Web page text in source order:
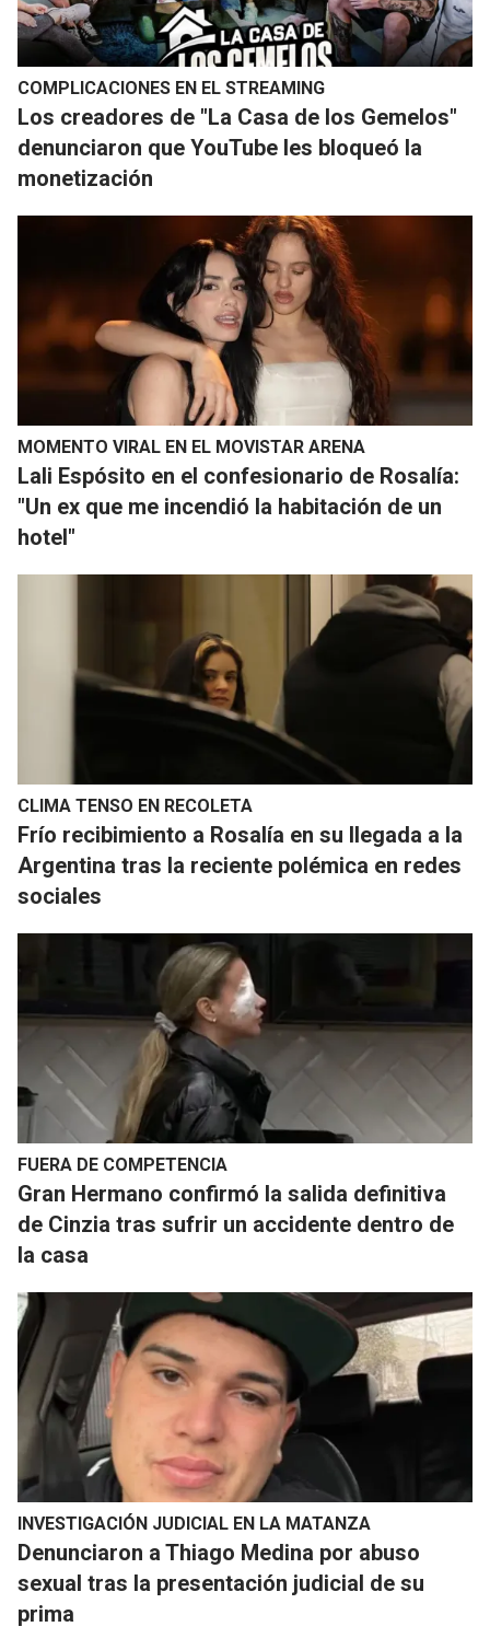
COMPLICACIONES EN EL STREAMING
​Los creadores de "La Casa de los Gemelos"
denunciaron que YouTube les bloqueó la
monetización
MOMENTO VIRAL EN EL MOVISTAR ARENA
Lali Espósito en el confesionario de Rosalía:
"Un ex que me incendió la habitación de un
hotel"
CLIMA TENSO EN RECOLETA
Frío recibimiento a Rosalía en su llegada a la
Argentina tras la reciente polémica en redes
sociales
FUERA DE COMPETENCIA
​Gran Hermano confirmó la salida definitiva
de Cinzia tras sufrir un accidente dentro de
la casa
INVESTIGACIÓN JUDICIAL EN LA MATANZA
Denunciaron a Thiago Medina por abuso
sexual tras la presentación judicial de su
prima